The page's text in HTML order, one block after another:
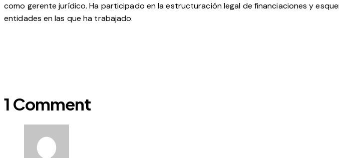
como gerente jurídico. Ha participado en la estructuración legal de financiaciones y
entidades en las que ha trabajado.
1 Comment